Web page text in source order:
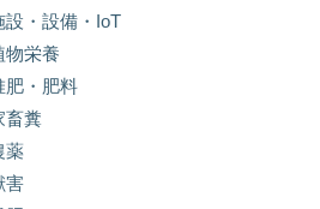
設・設備・IoT
物栄養
肥・肥料
畜糞
薬
害